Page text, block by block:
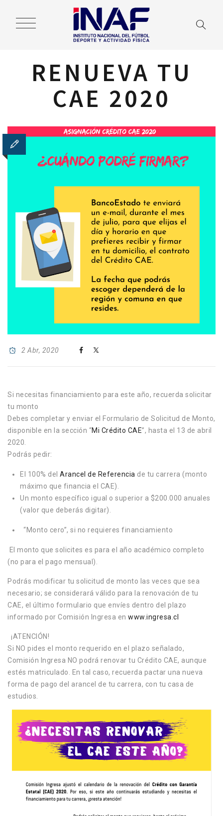
RENUEVA TU
CAE 2020
2 Abr, 2020
Si necesitas financiamiento para este año, recuerda solicitar
tu monto
Debes completar y enviar el Formulario de Solicitud de Monto,
disponible en la sección “Mi Crédito CAE”, hasta el 13 de abril
2020.
Podrás pedir:
El 100% del Arancel de Referencia de tu carrera (monto
máximo que financia el CAE).
Un monto específico igual o superior a $200.000 anuales
(valor que deberás digitar).
“Monto cero”, si no requieres financiamiento
El monto que solicites es para el año académico completo
(no para el pago mensual).
Podrás modificar tu solicitud de monto las veces que sea
necesario; se considerará válido para la renovación de tu
CAE, el último formulario que envíes dentro del plazo
informado por Comisión Ingresa en www.ingresa.cl
¡ATENCIÓN!
Si NO pides el monto requerido en el plazo señalado,
Comisión Ingresa NO podrá renovar tu Crédito CAE, aunque
estés matriculado. En tal caso, recuerda pactar una nueva
forma de pago del arancel de tu carrera, con tu casa de
estudios.